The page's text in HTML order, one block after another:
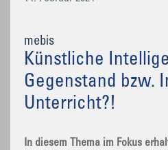
mebis
Künstliche
Gegenstand bzw.
Unterricht?!
In diesem Thema im Fokus